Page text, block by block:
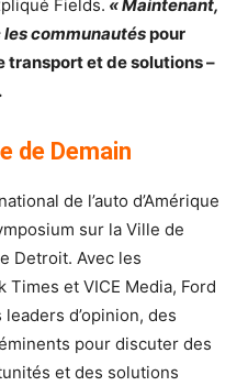
Fields. « Maintenant,
communautéspour
et de solutions –
de Demain
de l’auto d’Amérique
sur la Ville de
Detroit. Avec les
Times et VICE Media, Ford
d’opinion, des
pour discuter des
et des solutions